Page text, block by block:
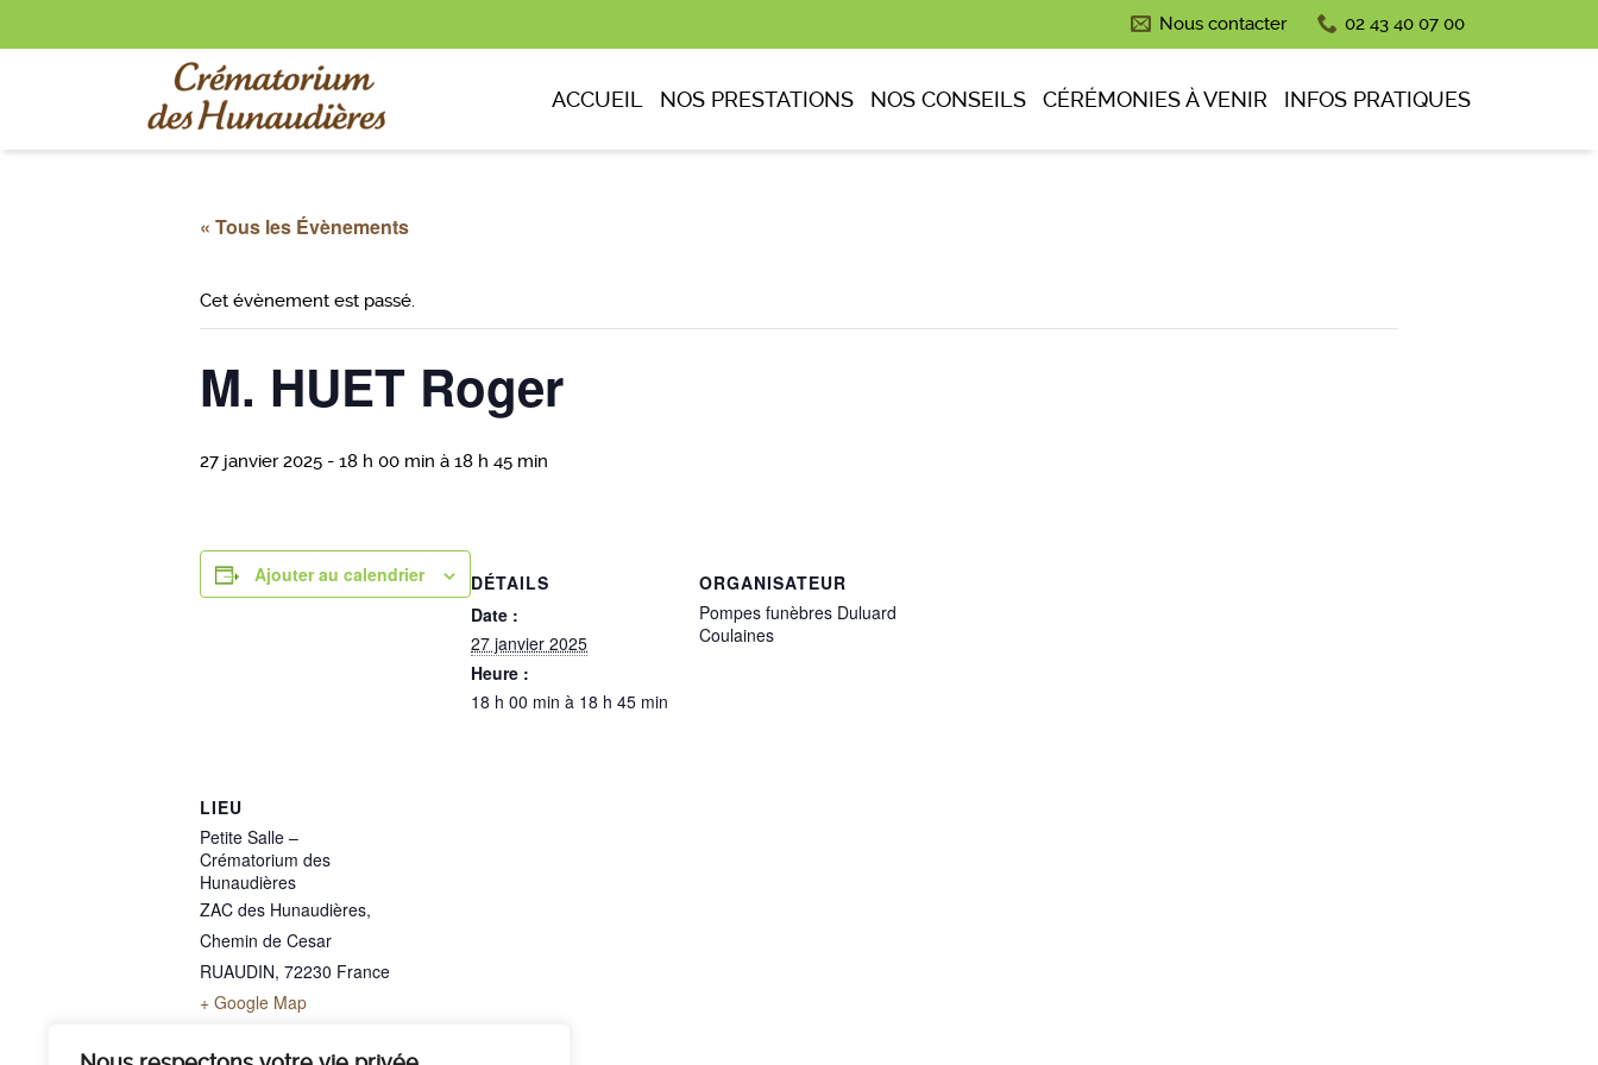
Nous contacter 02 43 40 07 00
ACCUEIL NOS PRESTATIONS NOS CONSEILS CÉRÉMONIES À VENIR INFOS PRATIQUES
« Tous les Évènements
Cet évènement est passé.
M. HUET Roger
27 janvier 2025 - 18 h 00 min à 18 h 45 min
Ajouter au calendrier
DÉTAILS
Date :
27 janvier 2025
Heure :
18 h 00 min à 18 h 45 min
ORGANISATEUR
Pompes funèbres Duluard
Coulaines
LIEU
Petite Salle –
Crématorium des
Hunaudières
ZAC des Hunaudières,
Chemin de Cesar
RUAUDIN, 72230 France
+ Google Map
02 43 40 07 00